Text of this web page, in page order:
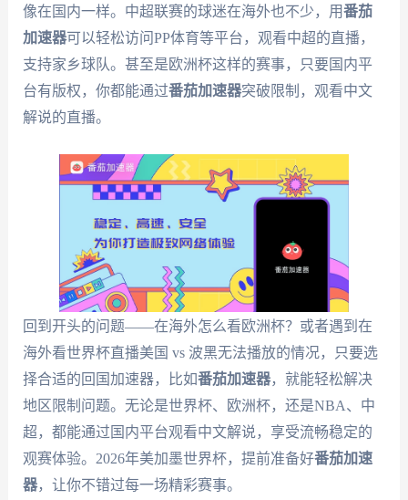
像在国内一样。中超联赛的球迷在海外也不少，用番茄
加速器可以轻松访问PP体育等平台，观看中超的直播，
支持家乡球队。甚至是欧洲杯这样的赛事，只要国内平
台有版权，你都能通过番茄加速器突破限制，观看中文
解说的直播。
回到开头的问题——在海外怎么看欧洲杯？或者遇到在
海外看世界杯直播美国 vs 波黑无法播放的情况，只要选
择合适的回国加速器，比如番茄加速器，就能轻松解决
地区限制问题。无论是世界杯、欧洲杯，还是NBA、中
超，都能通过国内平台观看中文解说，享受流畅稳定的
观赛体验。2026年美加墨世界杯，提前准备好番茄加速
器，让你不错过每一场精彩赛事。